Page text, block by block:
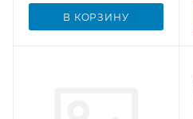
В КОРЗИНУ